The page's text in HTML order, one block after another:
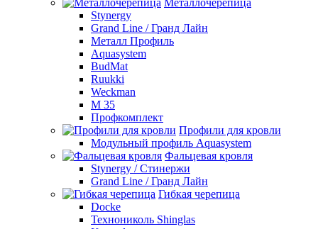
Металлочерепица
Stynergy
Grand Line / Гранд Лайн
Металл Профиль
Aquasystem
BudMat
Ruukki
Weckman
М 35
Профкомплект
Профили для кровли
Модульный профиль Aquasystem
Фальцевая кровля
Stynergy / Стинержи
Grand Line / Гранд Лайн
Гибкая черепица
Docke
Технониколь Shinglas